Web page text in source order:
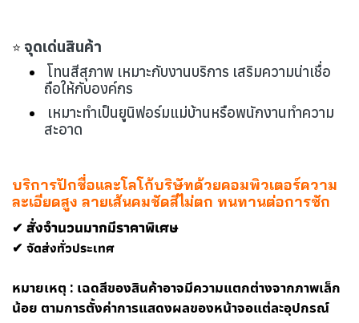
⭐ จุดเด่นสินค้า
โทนสีสุภาพ เหมาะกับงานบริการ เสริมความน่าเชื่อ
ถือให้กับองค์กร
เหมาะทำเป็นยูนิฟอร์มแม่บ้านหรือพนักงานทำความ
สะอาด
บริการปักชื่อและโลโก้บริษัทด้วยคอมพิวเตอร์ความ
ละเอียดสูง ลายเส้นคมชัดสีไม่ตก ทนทานต่อการซัก
✔ สั่งจำนวนมากมีราคาพิเศษ
✔ จัดส่งทั่วประเทศ
หมายเหตุ : เฉดสีของสินค้าอาจมีความแตกต่างจากภาพเล็ก
น้อย ตามการตั้งค่าการแสดงผลของหน้าจอแต่ละอุปกรณ์